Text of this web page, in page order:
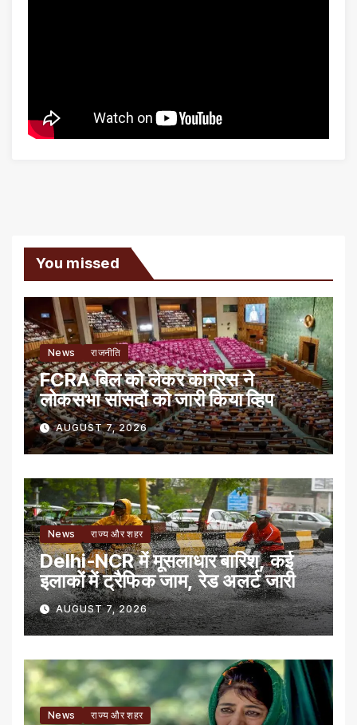
You missed
News राजनीति
FCRA बिल को लेकर कांग्रेस ने
लोकसभा सांसदों को जारी किया व्हिप
AUGUST 7, 2026
News राज्य और शहर
Delhi-NCR में मूसलाधार बारिश, कई
इलाकों में ट्रैफिक जाम, रेड अलर्ट जारी
AUGUST 7, 2026
News राज्य और शहर